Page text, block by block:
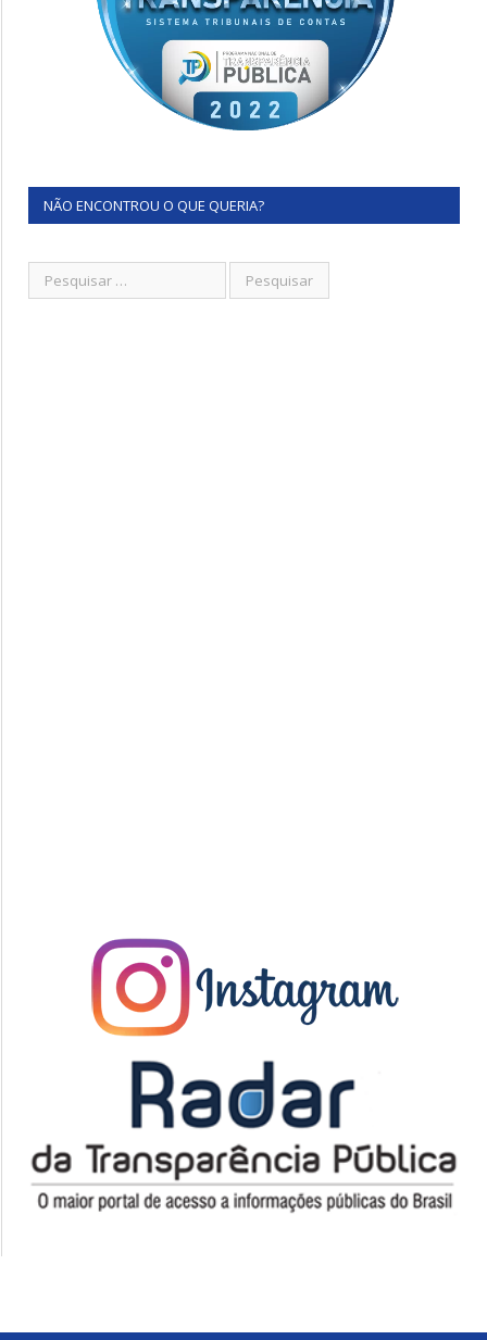
NÃO ENCONTROU O QUE QUERIA?